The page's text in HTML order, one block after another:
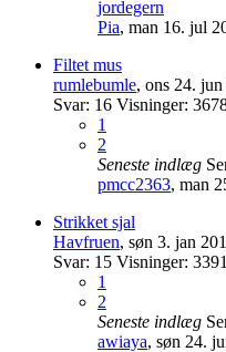
jordegern
Pia, man 16. jul
Filtet mus
rumlebumle, ons 24.
Svar: 16 Visninger:
1
2
Seneste indlæg
pmcc2363, man
Strikket sjal
Havfruen, søn 3. jan
Svar: 15 Visninger:
1
2
Seneste indlæg
awiaya, søn 24.